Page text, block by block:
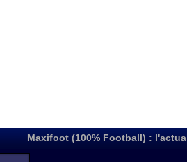
Maxifoot (100% Football) :